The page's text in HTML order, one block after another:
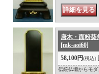
唐木・面粉葵
[mk-aoi60]
58,100円(税込)
伝統仏壇からモ